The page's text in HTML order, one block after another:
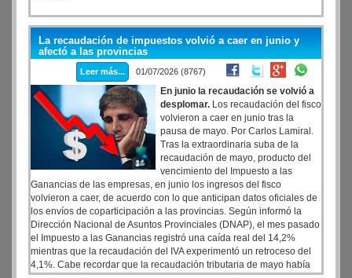
La recaudación de impuestos volvió a caer en junio y
afectó a las provincias
Leer más... 01/07/2026 (8767)
En junio la recaudación se volvió a
desplomar. Los recaudación del fisco
volvieron a caer en junio tras la
pausa de mayo. Por Carlos Lamiral.
Tras la extraordinaria suba de la
recaudación de mayo, producto del
vencimiento del Impuesto a las
Ganancias de las empresas, en junio los ingresos del fisco
volvieron a caer, de acuerdo con lo que anticipan datos oficiales de
los envíos de coparticipación a las provincias. Según informó la
Dirección Nacional de Asuntos Provinciales (DNAP), el mes pasado
el Impuesto a las Ganancias registró una caída real del 14,2%
mientras que la recaudación del IVA experimentó un retroceso del
4,1%. Cabe recordar que la recaudación tributaria de mayo había